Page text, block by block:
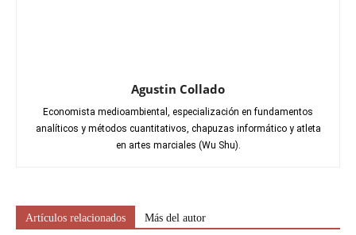
Agustin Collado
Economista medioambiental, especialización en fundamentos
analíticos y métodos cuantitativos, chapuzas informático y atleta
en artes marciales (Wu Shu).
Artículos relacionados Más del autor